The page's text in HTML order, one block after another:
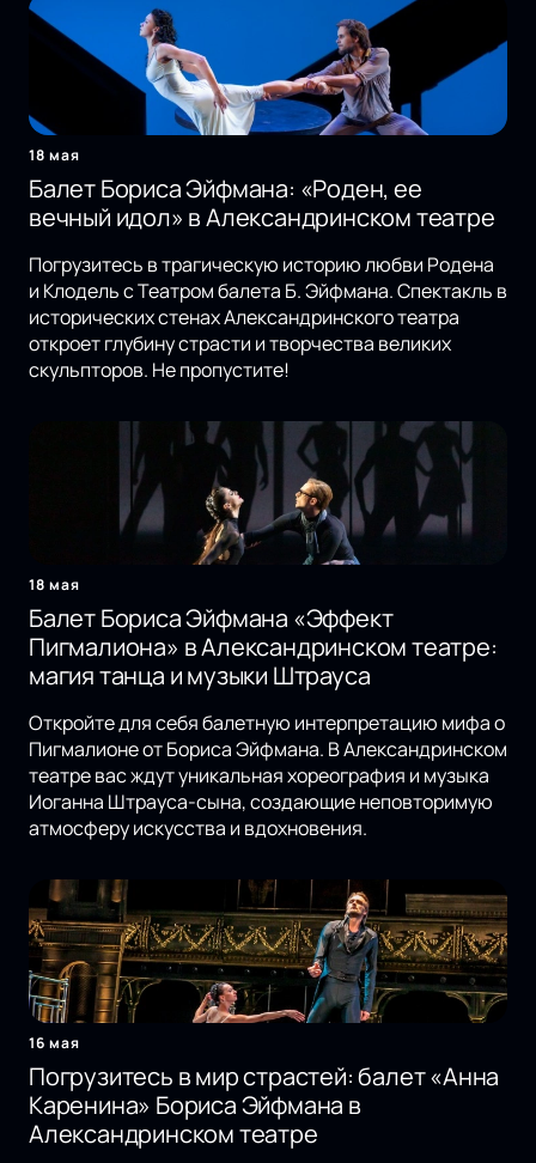
18 мая
Балет Бориса Эйфмана: «Роден, ее
вечный идол» в Александринском театре
Погрузитесь в трагическую историю любви Родена
и Клодель с Театром балета Б. Эйфмана. Спектакль в
исторических стенах Александринского театра
откроет глубину страсти и творчества великих
скульпторов. Не пропустите!
18 мая
Балет Бориса Эйфмана «Эффект
Пигмалиона» в Александринском театре:
магия танца и музыки Штрауса
Откройте для себя балетную интерпретацию мифа о
Пигмалионе от Бориса Эйфмана. В Александринском
театре вас ждут уникальная хореография и музыка
Иоганна Штрауса-сына, создающие неповторимую
атмосферу искусства и вдохновения.
16 мая
Погрузитесь в мир страстей: балет «Анна
Каренина» Бориса Эйфмана в
Александринском театре